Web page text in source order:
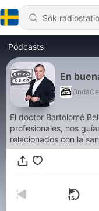
Podcasts
En
El doctor Bartolomé
profesionales, nos
relacionados con la